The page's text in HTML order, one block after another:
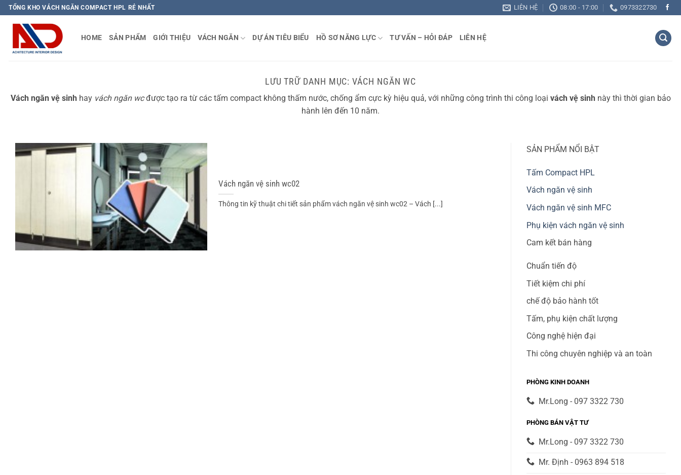
Bỏ
qua
TỔNG KHO VÁCH NGĂN COMPACT HPL RẺ NHẤT LIÊN HỆ 08:00 - 17:00 0973322730
HOME SẢN PHẨM GIỚI THIỆU VÁCH NGĂN DỰ ÁN TIÊU BIỂU HỒ SƠ NĂNG LỰC TƯ VẤN – HỎI ĐÁP LIÊN HỆ
LƯU TRỮ DANH MỤC:VÁCH NGĂN WC
Vách ngăn vệ sinh hay vách ngăn wcđược tạo ra từ các tấm compact không thấm nước, chống ẩm cực kỳ hiệu quả, với những công trình thi công loại vách vệ sinh này thì thời gian bảo
hành lên đến 10 năm.
Vách ngăn vệ sinh wc02
Thông tin kỹ thuật chi tiết sản phẩm vách ngăn vệ sinh wc02 – Vách [...]
SẢN PHẨM NỔI BẬT
Tấm Compact HPL
Vách ngăn vệ sinh
Vách ngăn vệ sinh MFC
Phụ kiện vách ngăn vệ sinh
Cam kết bán hàng
Chuẩn tiến độ
Tiết kiệm chi phí
chế độ bảo hành tốt
Tấm, phụ kiện chất lượng
Công nghệ hiện đại
Thi công chuyên nghiệp và an toàn
PHÒNG KINH DOANH
Mr.Long - 097 3322 730
PHÒNG BÁN VẬT TƯ
Mr.Long - 097 3322 730
Mr. Định - 0963 894 518